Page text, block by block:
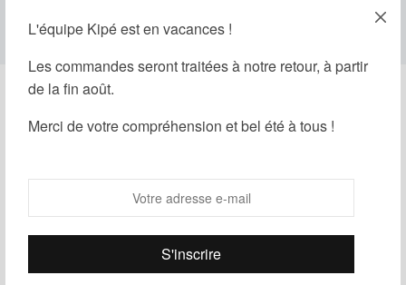
L'équipe Kipé est en vacances !
Les commandes seront traitées à notre retour, à partir
de la fin août.
Merci de votre compréhension et bel été à tous !
1 JANVIER 2014 -STYLE
ParKipé